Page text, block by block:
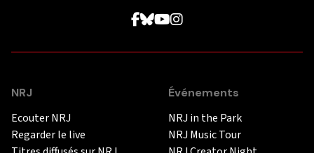
NRJ
Ecouter NRJ
Regarder le live
Événements
NRJ in the Park
NRJ Music Tour